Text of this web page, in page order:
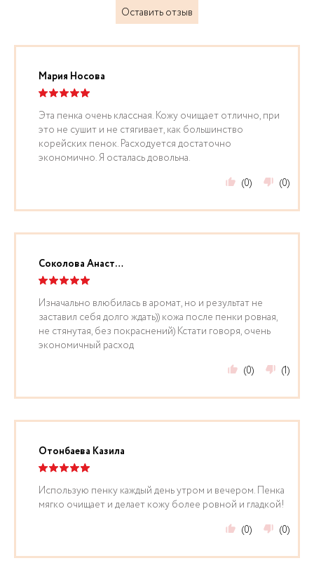
Оставить отзыв
Мария Носова
Эта пенка очень классная. Кожу очищает отлично, при
это не сушит и не стягивает, как большинство
корейских пенок. Расходуется достаточно
экономично. Я осталась довольна.
(0)
(0)
Соколова Анастасия
Изначально влюбилась в аромат, но и результат не
заставил себя долго ждать)) кожа после пенки ровная,
не стянутая, без покраснений) Кстати говоря, очень
экономичный расход
(0)
(1)
Отонбаева Казила
Использую пенку каждый день утром и вечером. Пенка
мягко очищает и делает кожу более ровной и гладкой!
(0)
(0)